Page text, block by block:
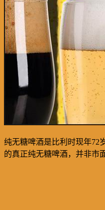
纯无糖啤酒是比利时现年72
的真正纯无糖啤酒，并非市